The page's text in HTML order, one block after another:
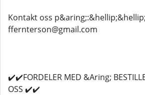
Kontakt oss
ffernterson@gmail.com
✔️✔️FORDELER MED &Aring;
OSS ✔️✔️